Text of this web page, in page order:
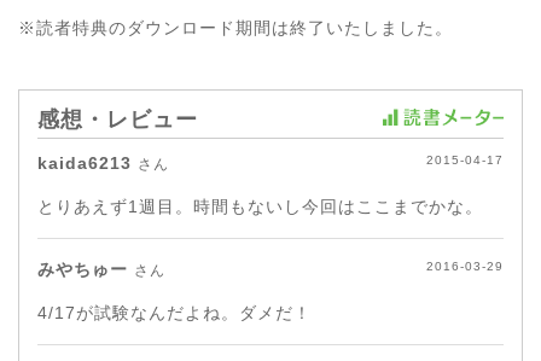
※読者特典のダウンロード期間は終了いたしました。
感想・レビュー
kaida6213 さん 2015-04-17
とりあえず1週目。時間もないし今回はここまでかな。
みやちゅー さん 2016-03-29
4/17が試験なんだよね。ダメだ！